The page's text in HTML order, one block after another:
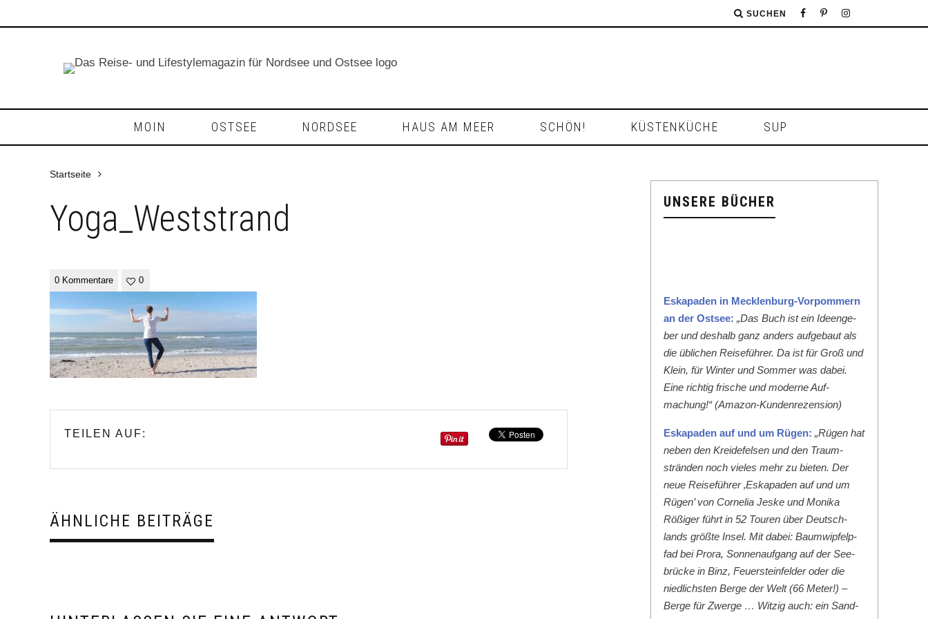
SUCHEN
MOIN OSTSEE NORDSEE HAUS AM MEER SCHÖN! KÜSTENKÜCHE SUP
Startseite
Yoga_Weststrand
0 Kommentare 0
TEILEN AUF:
ÄHNLICHE BEITRÄGE
UNSERE BÜCHER
Eska­paden in Meck­len­burg-Vor­pom­mern
an der Ost­see: „Das Buch ist ein Ideenge­
ber und deshalb ganz anders aufge­baut als
die üblichen Reise­führer. Da ist für Groß und
Klein, für Win­ter und Som­mer was dabei.
Eine richtig frische und mod­erne Auf­
machung!“ (Ama­zon-Kun­den­rezen­sion)
Eska­paden auf und um Rügen: „Rügen hat
neben den Krei­de­felsen und den Traum­
strän­den noch vieles mehr zu bieten. Der
neue Reise­führer ‚Eska­paden auf und um
Rügen’ von Cor­nelia Jeske und Moni­ka
Rößiger führt in 52 Touren über Deutsch­
lands größte Insel. Mit dabei: Baumwipfelp­
fad bei Pro­ra, Son­nenauf­gang auf der See­
brücke in Binz, Feuer­ste­in­felder oder die
niedlich­sten Berge der Welt (66 Meter!) –
Berge für Zwerge … Witzig auch: ein Sand­